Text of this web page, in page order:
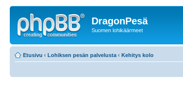
DragonPesä
Suomen lohikäärmeet
Etusivu ‹ Lohiksen pesän palvelusta ‹ Kehitys kolo